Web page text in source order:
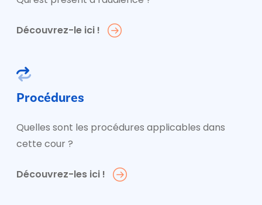
Découvrez-le ici !
Procédures
Quelles sont les procédures applicables dans
cette cour ?
Découvrez-les ici !